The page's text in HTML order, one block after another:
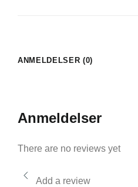
ANMELDELSER (0)
Anmeldelser
There are no reviews yet
Add a review